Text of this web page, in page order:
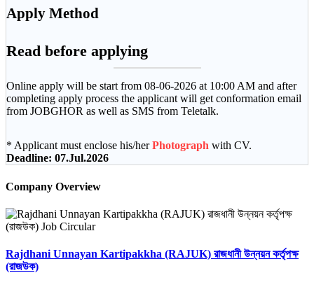
Apply Method
Read before applying
Online apply will be start from 08-06-2026 at 10:00 AM and after
completing apply process the applicant will get conformation email
from JOBGHOR as well as SMS from Teletalk.
* Applicant must enclose his/herPhotograph with CV.
Deadline: 07.Jul.2026
Company Overview
Rajdhani Unnayan Kartipakkha (RAJUK) রাজধানী উন্নয়ন কর্তৃপক্ষ
(রাজউক)